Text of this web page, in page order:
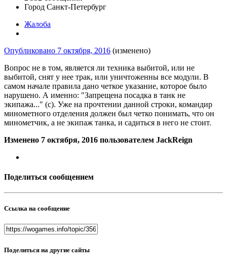
Город Санкт-Петербург
Жалоба
Опубликовано 7 октября, 2016 (изменено)
Вопрос не в том, является ли техника выбитой, или не
выбитой, снят у нее трак, или уничтоженны все модули. В
самом начале правила дано четкое указание, которое было
нарушено. А именно: "Запрещена посадка в танк не
экипажа..." (с). Уже на прочтении данной строки, командир
минометного отделения должен был четко понимать, что он
минометчик, а не экипаж танка, и садиться в него не стоит.
Изменено 7 октября, 2016 пользователем JackReign
Поделиться сообщением
Ссылка на сообщение
Поделиться на другие сайты